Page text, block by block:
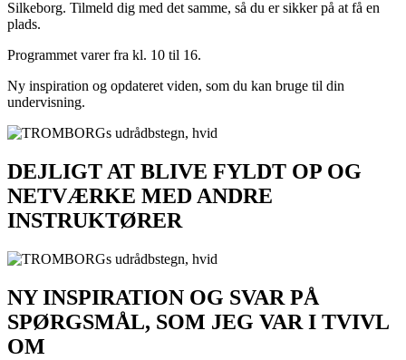
Silkeborg. Tilmeld dig med det samme, så du er sikker på at få en
plads.
Programmet varer fra kl. 10 til 16.
Ny inspiration og opdateret viden, som du kan bruge til din
undervisning.
DEJLIGT AT BLIVE FYLDT OP OG
NETVÆRKE MED ANDRE
INSTRUKTØRER
NY INSPIRATION OG SVAR PÅ
SPØRGSMÅL, SOM JEG VAR I TVIVL
OM